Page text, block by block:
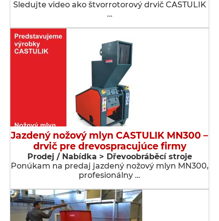
Sledujte video ako štvorrotorový drvič CASTULIK
…
Jazdený nožový mlyn CASTULIK MN300 –
drvič pre drevospracujúce firmy
Prodej / Nabídka > Dřevoobráběcí stroje
Ponúkam na predaj jazdený nožový mlyn MN300,
profesionálny …